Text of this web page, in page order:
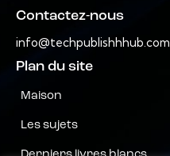
Contactez-nous
info@techpublishhhub.com
Plan du site
Maison
Les sujets